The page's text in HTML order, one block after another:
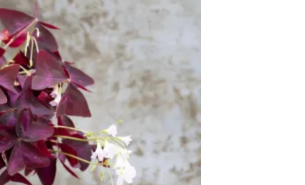
Permaculturelle
biologiques – The Applied
Utiliser l’apprentissage
automatique pour prédire le
succès d’une invasion – The
Applied Ecologist
Recent Comments
Aucun commentaire à afficher.